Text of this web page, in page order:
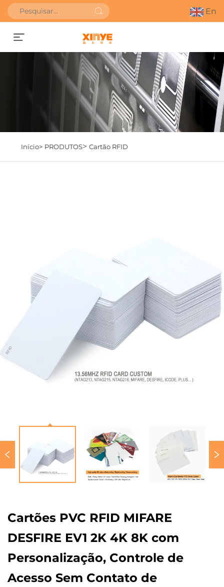
En
SOLICITAR ORÇAMENTO
Início> PRODUTOS> Cartão RFID
Cartões PVC RFID MIFARE
DESFIRE EV1 2K 4K 8K com
Personalização, Controle de
Acesso Sem Contato de